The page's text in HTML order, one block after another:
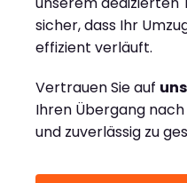
sicher, dass Ihr
effizient verläuft.
Vertrauen Sie auf
Ihren Übergang
und zuverlässig zu